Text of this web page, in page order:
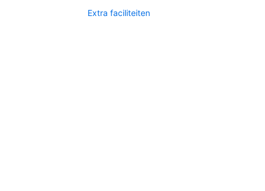
Extra faciliteiten